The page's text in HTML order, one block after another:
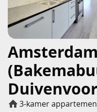
Amsterdam
3-kamer